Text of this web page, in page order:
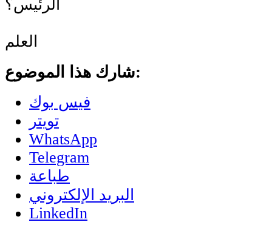
الرئيس؟
العلم
شارك هذا الموضوع:
فيس بوك
تويتر
WhatsApp
Telegram
طباعة
البريد الإلكتروني
LinkedIn